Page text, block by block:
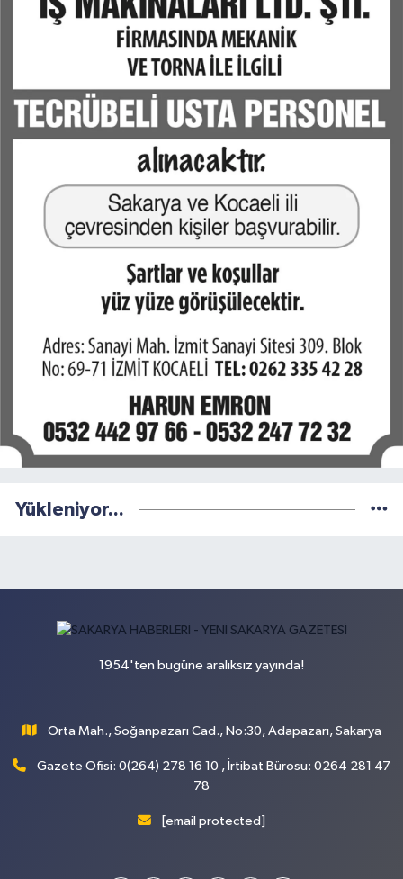
Yükleniyor...
1954'ten bugüne aralıksız yayında!
Orta Mah., Soğanpazarı Cad., No:30, Adapazarı, Sakarya
Gazete Ofisi: 0(264) 278 16 10 , İrtibat Bürosu: 0264 281 47
78
[email protected]